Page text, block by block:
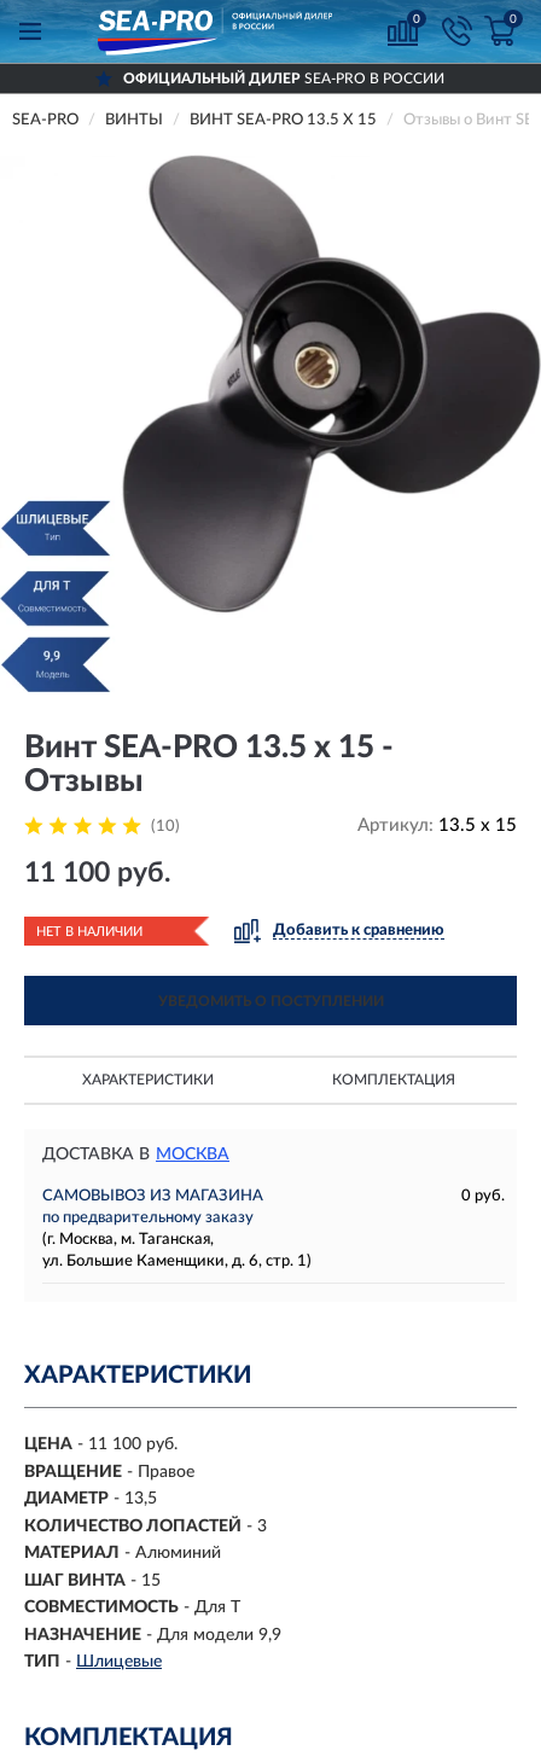
0 0
ОФИЦИАЛЬНЫЙ ДИЛЕРSEA-PRO В РОССИИ
SEA-PRO ВИНТЫ ВИНТ SEA-PRO 13.5 X 15 Отзывы о Винт
Винт SEA-PRO 13.5 x 15 -
Отзывы
(10) Артикул: 13.5 x 15
11 100 руб.
НЕТ В НАЛИЧИИ Добавить к сравнению
УВЕДОМИТЬ О ПОСТУПЛЕНИИ
ХАРАКТЕРИСТИКИ КОМПЛЕКТАЦИЯ
ДОСТАВКА В МОСКВА
САМОВЫВОЗ ИЗ МАГАЗИНА
0 руб.
по предварительному заказу
(г. Москва, м. Таганская,
ул. Большие Каменщики, д. 6, стр. 1)
ХАРАКТЕРИСТИКИ
ЦЕНА - 11 100 руб.
ВРАЩЕНИЕ - Правое
ДИАМЕТР - 13,5
КОЛИЧЕСТВО ЛОПАСТЕЙ - 3
МАТЕРИАЛ - Алюминий
ШАГ ВИНТА - 15
СОВМЕСТИМОСТЬ - Для T
НАЗНАЧЕНИЕ - Для модели 9,9
ТИП - Шлицевые
КОМПЛЕКТАЦИЯ